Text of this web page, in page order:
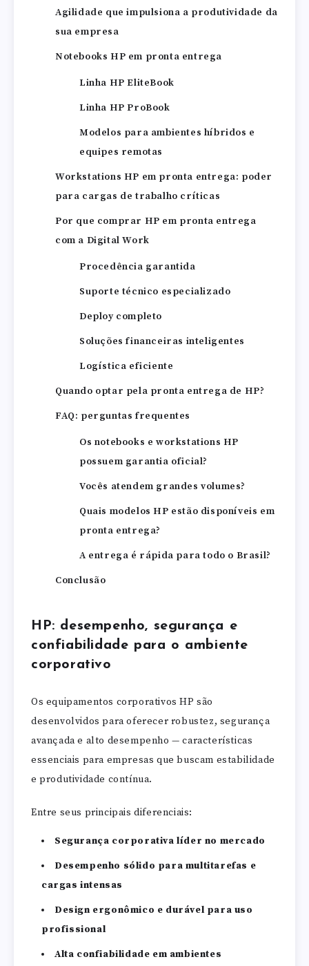
Agilidade que impulsiona a produtividade da
sua empresa
Notebooks HP em pronta entrega
Linha HP EliteBook
Linha HP ProBook
Modelos para ambientes híbridos e
equipes remotas
Workstations HP em pronta entrega: poder
para cargas de trabalho críticas
Por que comprar HP em pronta entrega
com a Digital Work
Procedência garantida
Suporte técnico especializado
Deploy completo
Soluções financeiras inteligentes
Logística eficiente
Quando optar pela pronta entrega de HP?
FAQ: perguntas frequentes
Os notebooks e workstations HP
possuem garantia oficial?
Vocês atendem grandes volumes?
Quais modelos HP estão disponíveis em
pronta entrega?
A entrega é rápida para todo o Brasil?
Conclusão
HP: desempenho, segurança e
confiabilidade para o ambiente
corporativo
Os equipamentos corporativos HP são
desenvolvidos para oferecer robustez, segurança
avançada e alto desempenho — características
essenciais para empresas que buscam estabilidade
e produtividade contínua.
Entre seus principais diferenciais:
Segurança corporativa líder no mercado
Desempenho sólido para multitarefas e
cargas intensas
Design ergonômico e durável para uso
profissional
Alta confiabilidade em ambientes